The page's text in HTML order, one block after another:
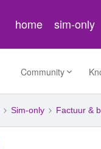
home sim-only
Community
Sim-only Factuur &